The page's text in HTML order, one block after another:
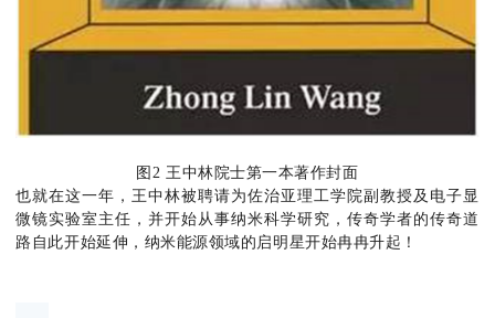
图2 王中林院士第一本著作封面
也就在这一年，王中林被聘请为佐治亚理工学院副教授及电子显
微镜实验室主任，并开始从事纳米科学研究，传奇学者的传奇道
路自此开始延伸，纳米能源领域的启明星开始冉冉升起！